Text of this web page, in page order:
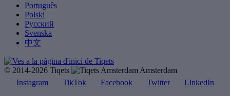
Português
Polski
Русский
Svenska
中文
© 2014-2026 Tiqets
Amsterdam
Instagram
TikTok Facebook Twitter LinkedIn